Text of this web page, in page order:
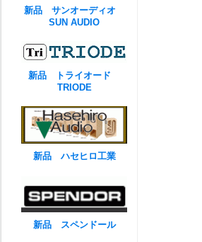
新品 サンオーディオ
SUN AUDIO
新品 トライオード
TRIODE
新品 ハセヒロ工業
新品 スペンドール